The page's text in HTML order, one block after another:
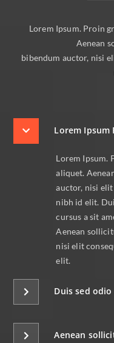
Lorem Ipsum. Proin
Aenean
bibendum auctor, nisi
Lorem Ipsum
Lorem Ipsum.
aliquet.
auctor, nisi elit
nibh id elit.
cursus a sit
Aenean
nisi elit
elit.
Duis sed
Aenean